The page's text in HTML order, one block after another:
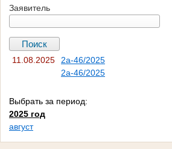
Заявитель
11.08.2025
2а-46/2025
2а-46/2025
Выбрать за период:
2025 год
август